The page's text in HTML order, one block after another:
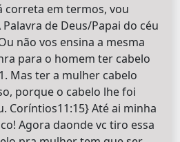
correta em termos, vou
Palavra de Deus/Papai do céu
não vos ensina a mesma
para o homem ter cabelo
Mas ter a mulher cabelo
porque o cabelo lhe foi
Coríntios11:15} Até ai minha
Agora daonde vc tiro essa